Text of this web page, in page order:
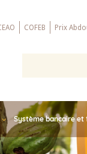
COFEB Prix
Système bancaire et